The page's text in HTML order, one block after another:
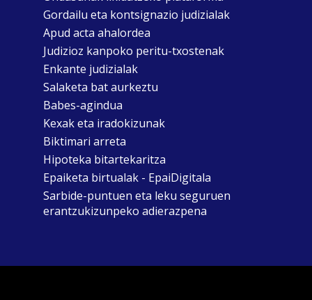
Gordailu eta kontsignazio judizialak
Apud acta ahalordea
Judizioz kanpoko peritu-txostenak
Enkante judizialak
Salaketa bat aurkeztu
Babes-agindua
Kexak eta iradokizunak
Biktimari arreta
Hipoteka bitartekaritza
Epaiketa birtualak - EpaiDigitala
Sarbide-puntuen eta leku seguruen
erantzukizunpeko adierazpena